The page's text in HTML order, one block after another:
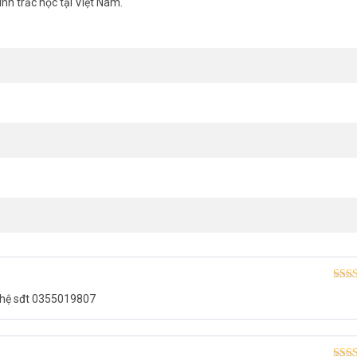
với phần mềm FP/ RFID/ Mã vạch/ QR-code/ ZKBioSecurance.
Auxiliary Input Exit Button/ Door Sensor.
sđt 0355019807